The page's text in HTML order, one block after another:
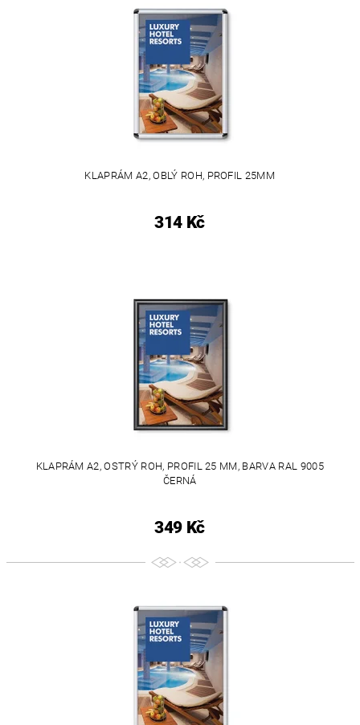
KLAPRÁM A2, OBLÝ ROH, PROFIL 25MM
314 Kč
KLAPRÁM A2, OSTRÝ ROH, PROFIL 25 MM, BARVA RAL 9005
ČERNÁ
349 Kč